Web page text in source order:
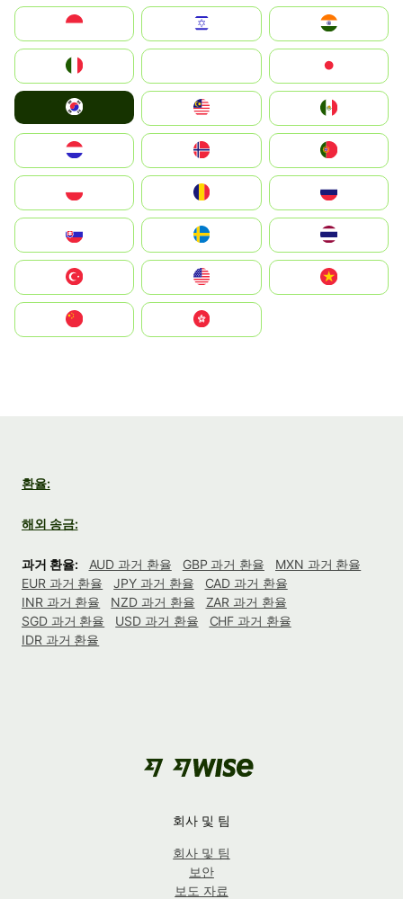
South Korea
United States
中國香港特別行政區
환율:
해외 송금:
과거 환율: AUD 과거 환율 GBP 과거 환율
MXN 과거 환율
EUR 과거 환율
JPY 과거 환율
CAD 과거 환율
INR 과거 환율
NZD 과거 환율
ZAR 과거 환율
SGD 과거 환율
USD 과거 환율
CHF 과거 환율
IDR 과거 환율
회사 및 팀
회사 및 팀
보안
보도 자료